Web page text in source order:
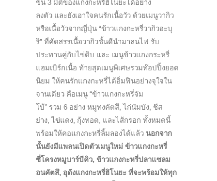
ข้น 3 มิติของแกงกะหรี่ฮิโนยะได้อย่าง
ลงตัว และยังเอาใจคนรักเนื้อวัว ด้วยเมนูวากิว
หรือเนื้อวัวจากญี่ปุ่น “ข้าวแกงกะหรี่วากิวอะบุ
ริ” ที่คัดสรรเนื้อวากิวชั้นดีนำมาลนไฟ รับ
ประทานคู่กับไข่ดิบ และ เมนูข้าวแกงกระหรี่
แฮมเบิร์กเนื้อ ท้ายสุดเมนูพิเศษรวมท๊อปปิ้งยอด
นิยม ให้คนรักแกงกะหรี่ได้อิ่มฟินอย่างจุใจใน
จานเดียว คือเมนู “ข้าวแกงกะหรี่จัม
โบ้” รวม 6 อย่าง หมูทงคัตสึ,ไก่นัมบัง, ชีส
ย่าง,ไข่แดง, กุ้งทอด, และไส้กรอก ทั้งหมดนี้
พร้อมให้คอแกงกะหรี่ลิ้มลองได้แล้ว นอกจาก
นั้นยังมีแพลนเปิดตัวเมนูใหม่ ข้าวแกงกะหรี่
ซี่โครงหมูบาร์บีคิว, ข้าวแกงกะหรี่ปลาแซลม
อนคัตสึ, อุด้งแกงกะหรี่ฮิโนยะ ที่จะพร้อมให้ทุก